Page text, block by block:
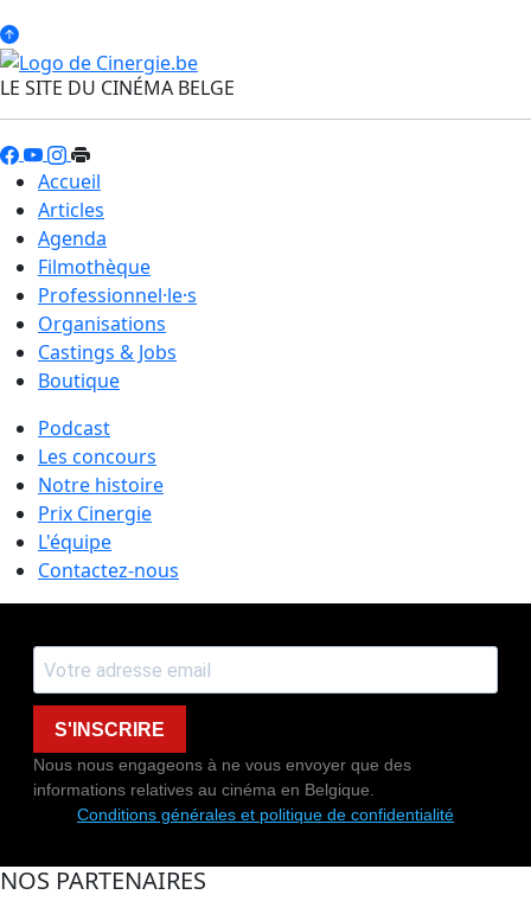
LE SITE DU CINÉMA BELGE
Accueil
Articles
Agenda
Filmothèque
Professionnel·le·s
Organisations
Castings & Jobs
Boutique
Podcast
Les concours
Notre histoire
Prix Cinergie
L'équipe
Contactez-nous
S'INSCRIRE
Nous nous engageons à ne vous envoyer que des
informations relatives au cinéma en Belgique.
Conditions générales et politique de confidentialité
NOS PARTENAIRES